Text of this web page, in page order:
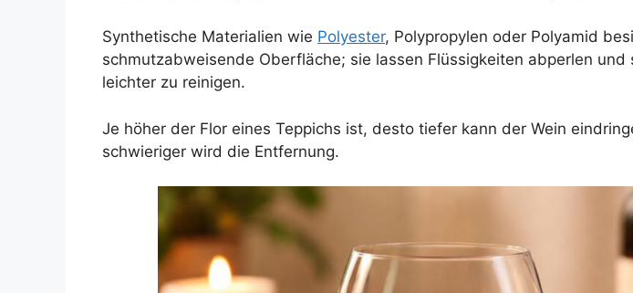
Synthetische Materialien wie Polyester, Polypropylen oder Polyamid
schmutzabweisende Oberfläche; sie lassen Flüssigkeiten abperlen und
leichter zu reinigen.
Je höher der Flor eines Teppichs ist, desto tiefer kann der Wein
schwieriger wird die Entfernung.